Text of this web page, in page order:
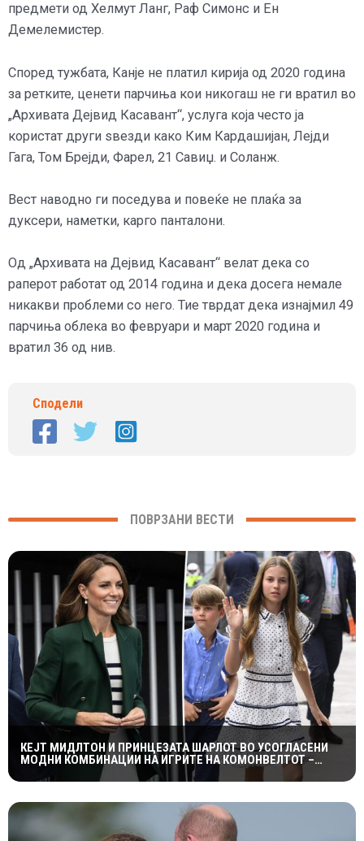
предмети од Хелмут Ланг, Раф Симонс и Ен
Демелемистер.
Според тужбата, Канје не платил кирија од 2020 година
за ретките, ценети парчиња кои никогаш не ги вратил во
„Архивата Дејвид Касавант“, услуга која често ја
користат други ѕвезди како Ким Кардашијан, Лејди
Гага, Том Брејди, Фарел, 21 Савиџ. и Соланж.
Вест наводно ги поседува и повеќе не плаќа за
дуксери, наметки, карго панталони.
Од „Архивата на Дејвид Касавант“ велат дека со
раперот работат од 2014 година и дека досега немале
никакви проблеми со него. Тие тврдат дека изнајмил 49
парчиња облека во февруари и март 2020 година и
вратил 36 од нив.
Сподели
ПОВРЗАНИ ВЕСТИ
КЕЈТ МИДЛТОН И ПРИНЦЕЗАТА ШАРЛОТ ВО УСОГЛАСЕНИ
МОДНИ КОМБИНАЦИИ НА ИГРИТЕ НА КОМОНВЕЛТОТ –
КРАЛСКОТО СЕМЕЈСТВО ГО ПРИВЛЕЧЕ ЦЕЛОТО ВНИМАНИЕ